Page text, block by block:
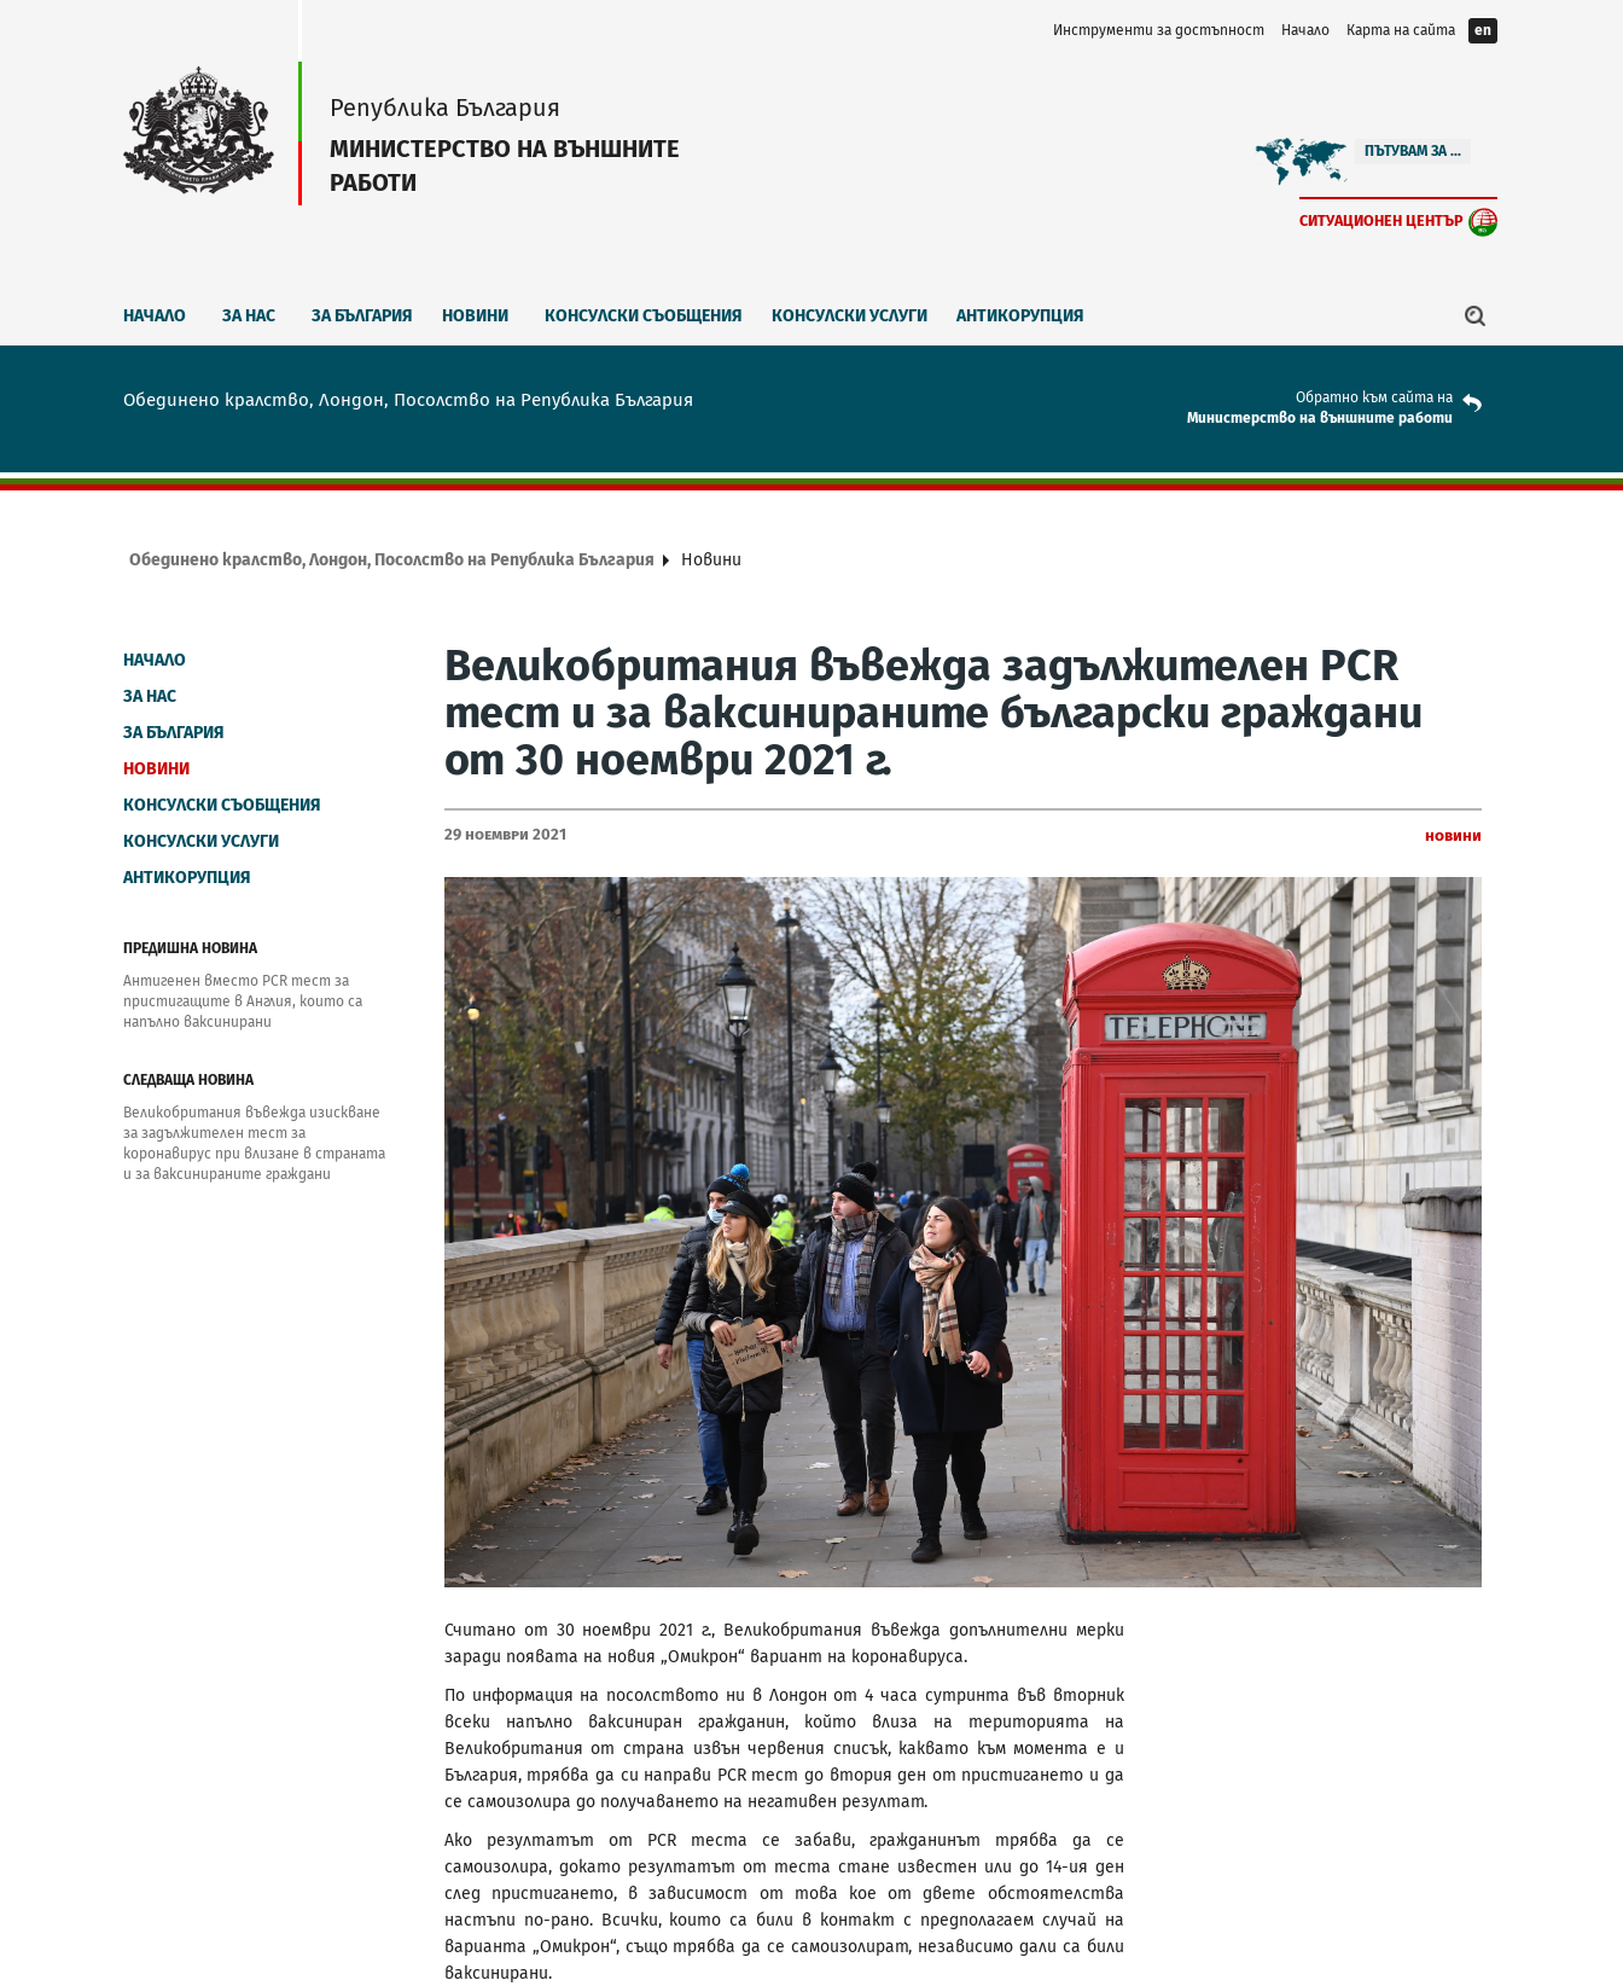
Инструменти за достъпност Начало Карта на сайта en
Република България
МИНИСТЕРСТВО НА ВЪНШНИТЕ
РАБОТИ
ПЪТУВАМ ЗА ...
СИТУАЦИОНЕН ЦЕНТЪР
НАЧАЛО ЗА НАС ЗА БЪЛГАРИЯ НОВИНИ КОНСУЛСКИ СЪОБЩЕНИЯ КОНСУЛСКИ УСЛУГИ АНТИКОРУПЦИЯ
Обединено кралство, Лондон, Посолство на Република България
Обратно към сайта на
Mинистерство на външните работи
Обединено кралство, Лондон, Посолство на Република България Новини
НАЧАЛО
ЗА НАС
ЗА БЪЛГАРИЯ
НОВИНИ
КОНСУЛСКИ СЪОБЩЕНИЯ
КОНСУЛСКИ УСЛУГИ
АНТИКОРУПЦИЯ
ПРЕДИШНА НОВИНА
Антигенен вместо PCR тест за
пристигащите в Англия, които са
напълно ваксинирани
СЛЕДВАЩА НОВИНА
Великобритания въвежда изискване
за задължителен тест за
коронавирус при влизане в страната
и за ваксинираните граждани
Великобритания въвежда задължителен PCR
тест и за ваксинираните български граждани
от 30 ноември 2021 г.
29 Ноември 2021 Новини
Считано от 30 ноември 2021 г., Великобритания въвежда допълнителни мерки
заради появата на новия „Омикрон“ вариант на коронавируса.
По информация на посолството ни в Лондон от 4 часа сутринта във вторник
всеки напълно ваксиниран гражданин, който влиза на територията на
Великобритания от страна извън червения списък, каквато към момента е и
България, трябва да си направи PCR тест до втория ден от пристигането и да
се самоизолира до получаването на негативен резултат.
Ако резултатът от PCR теста се забави, гражданинът трябва да се
самоизолира, докато резултатът от теста стане известен или до 14-ия ден
след пристигането, в зависимост от това кое от двете обстоятелства
настъпи по-рано. Всички, които са били в контакт с предполагаем случай на
варианта „Омикрон“, също трябва да се самоизолират, независимо дали са били
ваксинирани.